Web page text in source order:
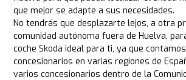
que mejor se adapte a sus necesidades.
No tendrás que desplazarte lejos, a otra
comunidad autónoma fuera de Huelva,
coche Skoda ideal para ti, ya que
concesionarios en varias regiones de
varios concesionarios dentro de la